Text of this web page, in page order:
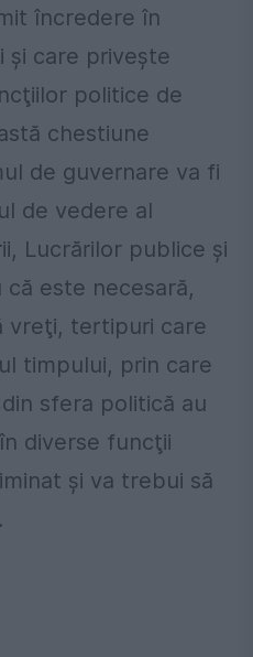
încredere în
şi care priveşte
politice de
chestiune
de guvernare va fi
de vedere al
Lucrărilor publice şi
este necesară,
vreţi, tertipuri care
timpului, prin care
sfera politică au
diverse funcţii
şi va trebui să